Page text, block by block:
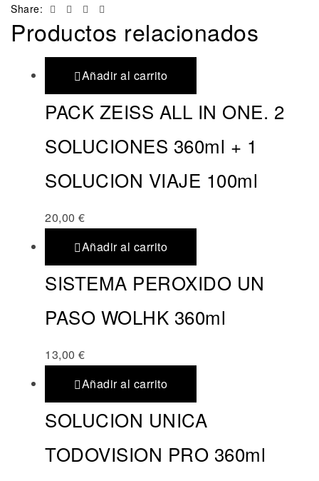
Share: Facebook
TwitterLinkedin
Productos relacionados
Añadir al carrito
PACK ZEISS ALL IN ONE. 2
SOLUCIONES 360ml + 1
SOLUCION VIAJE 100ml
20,00 €
Añadir al carrito
SISTEMA PEROXIDO UN
PASO WOLHK 360ml
13,00 €
Añadir al carrito
SOLUCION UNICA
TODOVISION PRO 360ml